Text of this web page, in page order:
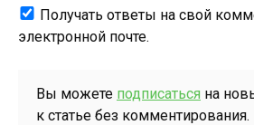
Получать ответы на свой
электронной почте.
Вы можете подписаться на
к статье без комментирования.